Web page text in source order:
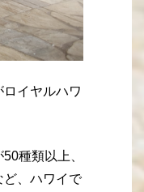
イヤルハワ
種類以上、
ど、ハワイで